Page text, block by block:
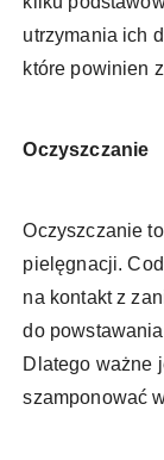
utrzymania ich
które powinien
Oczyszczanie
Oczyszczanie
pielęgnacji.
na kontakt z
do
Dlatego ważne
szamponować